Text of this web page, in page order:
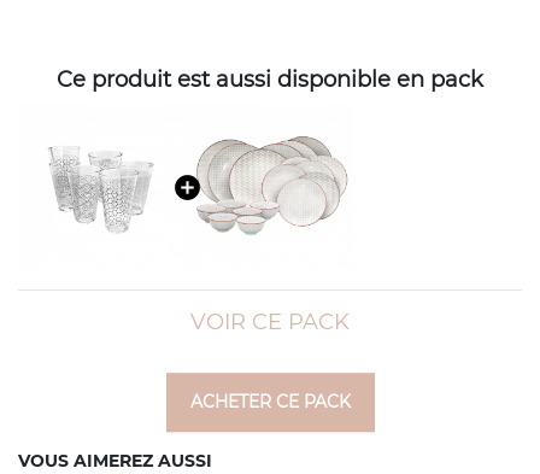
Ce produit est aussi disponible en pack
VOIR CE PACK
ACHETER CE PACK
VOUS AIMEREZ AUSSI